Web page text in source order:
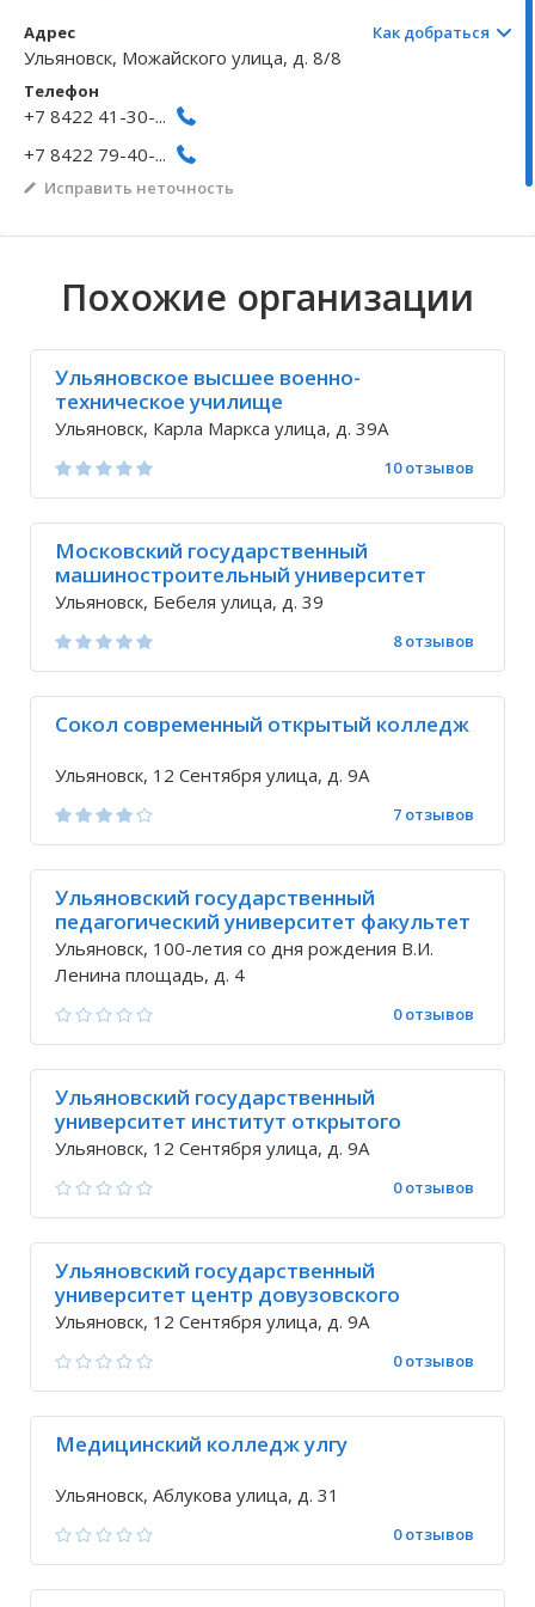
Волгоградская область Иркутская
Кировоградская область Хмельницкая
Восточно-Казахстанская область Северо-
Архангельское Безводовка
Адрес Как добраться
Ульяновск, Можайского улица, д. 8/8
Телефон
+7 8422 41-30-...
+7 8422 79-40-...
Исправить неточность
Похожие организации
Ульяновское высшее военно-
техническое училище
Ульяновск, Карла Маркса улица, д. 39А
10 отзывов
Московский государственный
машиностроительный университет
Мами
Ульяновск, Бебеля улица, д. 39
8 отзывов
Сокол современный открытый колледж
Ульяновск, 12 Сентября улица, д. 9А
7 отзывов
Ульяновский государственный
педагогический университет факультет
иностранных языков
Ульяновск, 100-летия со дня рождения В.И.
Ленина площадь, д. 4
0 отзывов
Ульяновский государственный
университет институт открытого
образования
Ульяновск, 12 Сентября улица, д. 9А
0 отзывов
Ульяновский государственный
университет центр довузовского
образования подготовительные курсы
Ульяновск, 12 Сентября улица, д. 9А
0 отзывов
Медицинский колледж улгу
Ульяновск, Аблукова улица, д. 31
0 отзывов